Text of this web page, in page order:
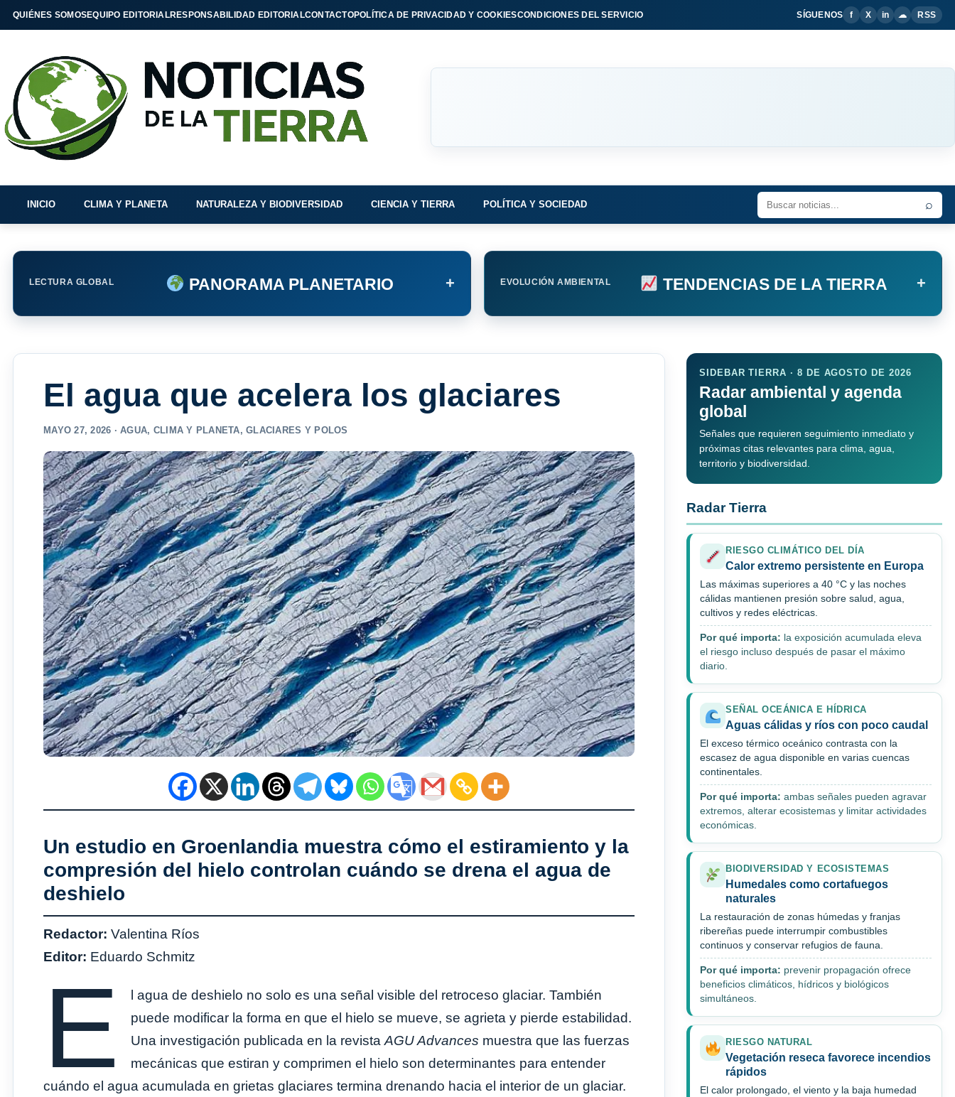
QUIÉNES SOMOSEQUIPO EDITORIALRESPONSABILIDAD EDITORIALCONTACTOPOLÍTICA DE PRIVACIDAD Y COOKIESCONDICIONES DEL SERVICIO SÍGUENOS f X in ☁ RSS
INICIO CLIMA Y PLANETA NATURALEZA Y BIODIVERSIDAD CIENCIA Y TIERRA POLÍTICA Y SOCIEDAD ⌕
LECTURA GLOBAL PANORAMA PLANETARIO + EVOLUCIÓN AMBIENTAL TENDENCIAS DE LA TIERRA +
El agua que acelera los glaciares
MAYO 27, 2026 ·AGUA, CLIMA Y PLANETA,GLACIARES Y POLOS
Un estudio en Groenlandia muestra cómo el estiramiento y la
compresión del hielo controlan cuándo se drena el agua de
deshielo
Redactor: Valentina Ríos
Editor: Eduardo Schmitz
E
l agua de deshielo no solo es una señal visible del retroceso glaciar. También
puede modificar la forma en que el hielo se mueve, se agrieta y pierde estabilidad.
Una investigación publicada en la revistaAGU Advances muestra que las fuerzas
mecánicas que estiran y comprimen el hielo son determinantes para entender
cuándo el agua acumulada en grietas glaciares termina drenando hacia el interior de un glaciar.
SIDEBAR TIERRA · 8 DE AGOSTO DE 2026
Radar ambiental y agenda
global
Señales que requieren seguimiento inmediato y
próximas citas relevantes para clima, agua,
territorio y biodiversidad.
Radar Tierra
RIESGO CLIMÁTICO DEL DÍA
Calor extremo persistente en Europa
Las máximas superiores a 40 °C y las noches
cálidas mantienen presión sobre salud, agua,
cultivos y redes eléctricas.
Por qué importa: la exposición acumulada eleva
el riesgo incluso después de pasar el máximo
diario.
SEÑAL OCEÁNICA E HÍDRICA
Aguas cálidas y ríos con poco caudal
El exceso térmico oceánico contrasta con la
escasez de agua disponible en varias cuencas
continentales.
Por qué importa: ambas señales pueden agravar
extremos, alterar ecosistemas y limitar actividades
económicas.
BIODIVERSIDAD Y ECOSISTEMAS
Humedales como cortafuegos
naturales
La restauración de zonas húmedas y franjas
ribereñas puede interrumpir combustibles
continuos y conservar refugios de fauna.
Por qué importa: prevenir propagación ofrece
beneficios climáticos, hídricos y biológicos
simultáneos.
RIESGO NATURAL
Vegetación reseca favorece incendios
rápidos
El calor prolongado, el viento y la baja humedad